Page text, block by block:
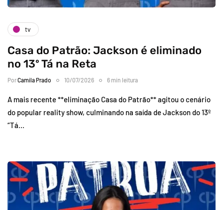
tv
Casa do Patrão: Jackson é eliminado
no 13º Tá na Reta
PorCamila Prado 10/07/2026 6 min leitura
A mais recente **eliminação Casa do Patrão** agitou o cenário
do popular reality show, culminando na saída de Jackson do 13º
“Tá…